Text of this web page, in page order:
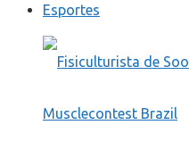
Esportes